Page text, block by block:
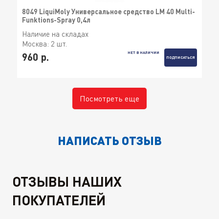
8049 LiquiMoly Универсальное средство LM 40 Multi-
Funktions-Spray 0,4л
Наличие на складах
Москва: 2 шт.
960 р.
НЕТ В НАЛИЧИИ
ПОДПИСАТЬСЯ
Посмотреть еще
НАПИСАТЬ ОТЗЫВ
ОТЗЫВЫ НАШИХ
ПОКУПАТЕЛЕЙ